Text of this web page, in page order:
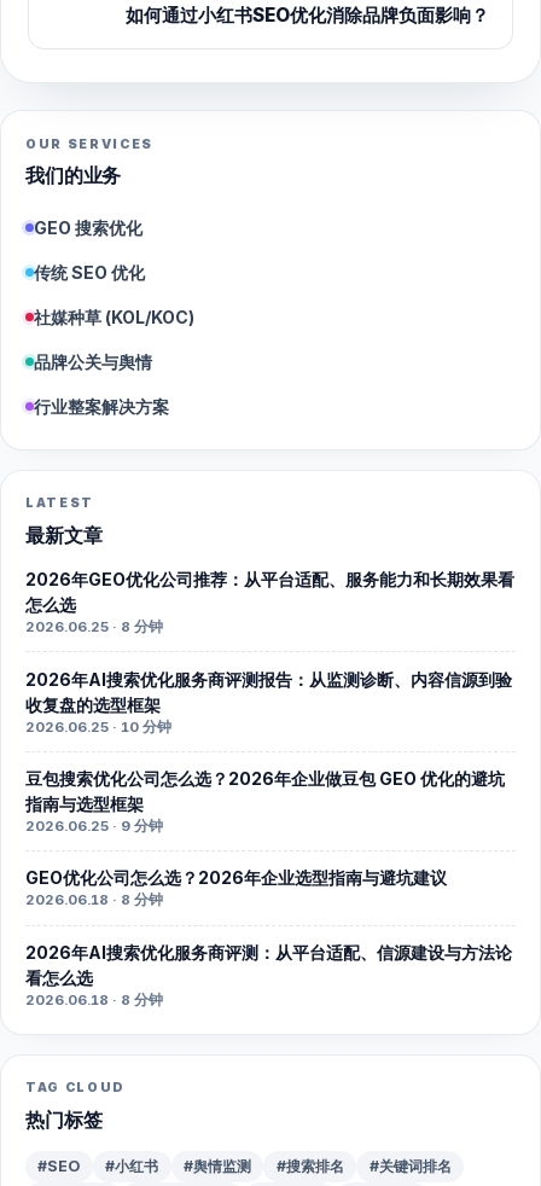
如何通过小红书SEO优化消除品牌负面影响？
OUR SERVICES
我们的业务
GEO 搜索优化
传统 SEO 优化
社媒种草 (KOL/KOC)
品牌公关与舆情
行业整案解决方案
LATEST
最新文章
2026年GEO优化公司推荐：从平台适配、服务能力和长期效果看
怎么选
2026.06.25 · 8 分钟
2026年AI搜索优化服务商评测报告：从监测诊断、内容信源到验
收复盘的选型框架
2026.06.25 · 10 分钟
豆包搜索优化公司怎么选？2026年企业做豆包 GEO 优化的避坑
指南与选型框架
2026.06.25 · 9 分钟
GEO优化公司怎么选？2026年企业选型指南与避坑建议
2026.06.18 · 8 分钟
2026年AI搜索优化服务商评测：从平台适配、信源建设与方法论
看怎么选
2026.06.18 · 8 分钟
TAG CLOUD
热门标签
#SEO #小红书 #舆情监测 #搜索排名
#关键词排名